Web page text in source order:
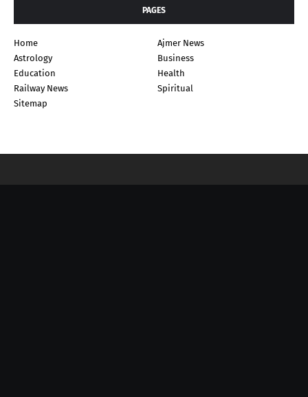
PAGES
Home
Ajmer News
Astrology
Business
Education
Health
Railway News
Spiritual
Sitemap